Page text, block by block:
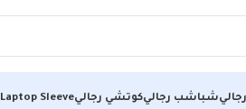
شباشب رجاليكوتشي رجاليLaptop Sleeve